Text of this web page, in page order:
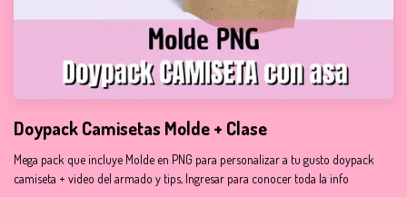
Doypack Camisetas Molde + Clase
Mega pack que incluye Molde en PNG para personalizar a tu gusto doypack
camiseta + video del armado y tips, Ingresar para conocer toda la info